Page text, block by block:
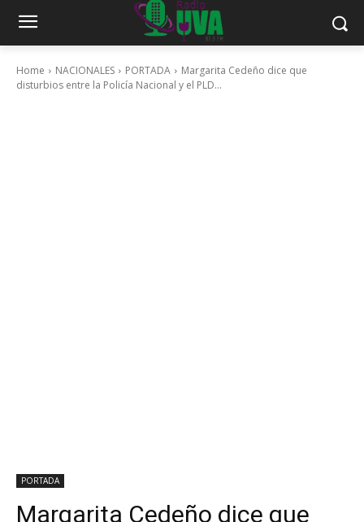
Home NACIONALES PORTADA
Margarita Cedeño dice que
disturbios entre la Policía Nacional y el PLD...
PORTADA
Margarita Cedeño dice que